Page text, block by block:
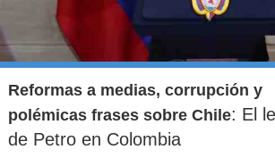
Reformas a medias, corrupción y
polémicas frases sobre Chile: El
de Petro en Colombia